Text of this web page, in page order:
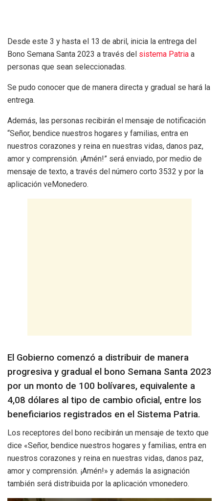
Desde este 3 y hasta el 13 de abril, inicia la entrega del
Bono Semana Santa 2023 a través del sistema Patria a
personas que sean seleccionadas.
Se pudo conocer que de manera directa y gradual se hará la
entrega.
Además, las personas recibirán el mensaje de notificación
“Señor, bendice nuestros hogares y familias, entra en
nuestros corazones y reina en nuestras vidas, danos paz,
amor y comprensión. ¡Amén!” será enviado, por medio de
mensaje de texto, a través del número corto 3532 y por la
aplicación veMonedero.
El Gobierno comenzó a distribuir de manera
progresiva y gradual el bono Semana Santa 2023
por un monto de 100 bolívares, equivalente a
4,08 dólares al tipo de cambio oficial, entre los
beneficiarios registrados en el Sistema Patria.
Los receptores del bono recibirán un mensaje de texto que
dice «Señor, bendice nuestros hogares y familias, entra en
nuestros corazones y reina en nuestras vidas, danos paz,
amor y comprensión. ¡Amén!» y además la asignación
también será distribuida por la aplicación vmonedero.